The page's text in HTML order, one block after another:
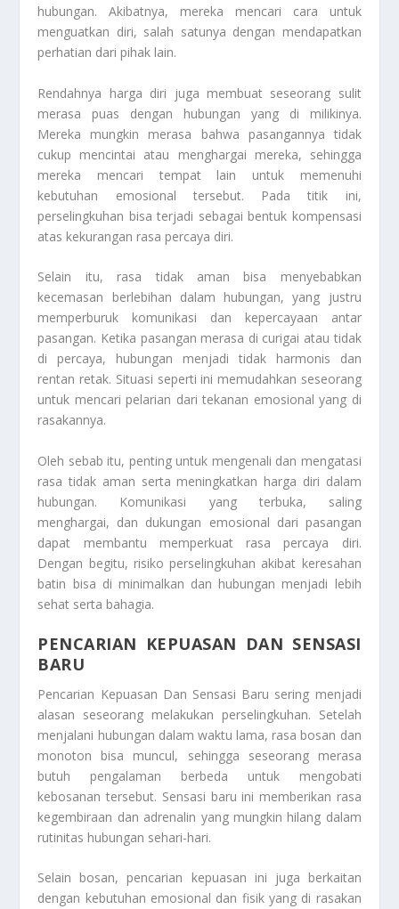
hubungan. Akibatnya, mereka mencari cara untuk
menguatkan diri, salah satunya dengan mendapatkan
perhatian dari pihak lain.
Rendahnya harga diri juga membuat seseorang sulit
merasa puas dengan hubungan yang di milikinya.
Mereka mungkin merasa bahwa pasangannya tidak
cukup mencintai atau menghargai mereka, sehingga
mereka mencari tempat lain untuk memenuhi
kebutuhan emosional tersebut. Pada titik ini,
perselingkuhan bisa terjadi sebagai bentuk kompensasi
atas kekurangan rasa percaya diri.
Selain itu, rasa tidak aman bisa menyebabkan
kecemasan berlebihan dalam hubungan, yang justru
memperburuk komunikasi dan kepercayaan antar
pasangan. Ketika pasangan merasa di curigai atau tidak
di percaya, hubungan menjadi tidak harmonis dan
rentan retak. Situasi seperti ini memudahkan seseorang
untuk mencari pelarian dari tekanan emosional yang di
rasakannya.
Oleh sebab itu, penting untuk mengenali dan mengatasi
rasa tidak aman serta meningkatkan harga diri dalam
hubungan. Komunikasi yang terbuka, saling
menghargai, dan dukungan emosional dari pasangan
dapat membantu memperkuat rasa percaya diri.
Dengan begitu, risiko perselingkuhan akibat keresahan
batin bisa di minimalkan dan hubungan menjadi lebih
sehat serta bahagia.
PENCARIAN KEPUASAN DAN SENSASI
BARU
Pencarian Kepuasan Dan Sensasi Baru sering menjadi
alasan seseorang melakukan perselingkuhan. Setelah
menjalani hubungan dalam waktu lama, rasa bosan dan
monoton bisa muncul, sehingga seseorang merasa
butuh pengalaman berbeda untuk mengobati
kebosanan tersebut. Sensasi baru ini memberikan rasa
kegembiraan dan adrenalin yang mungkin hilang dalam
rutinitas hubungan sehari-hari.
Selain bosan, pencarian kepuasan ini juga berkaitan
dengan kebutuhan emosional dan fisik yang di rasakan